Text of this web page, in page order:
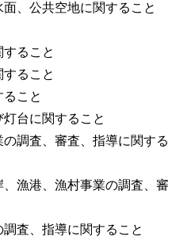
、公共空地に関すること
ること
ること
こと
台に関すること
調査、審査、指導に関する
漁港、漁村事業の調査、審
査、指導に関すること